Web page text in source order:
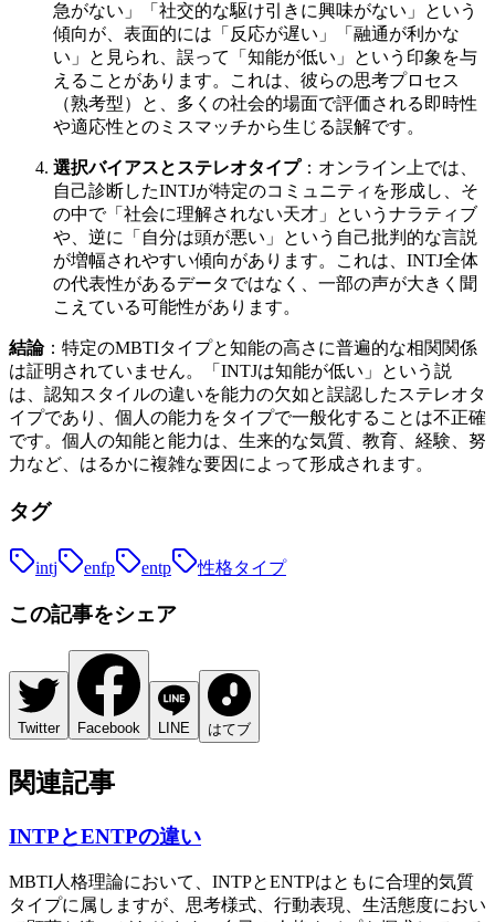
急がない」「社交的な駆け引きに興味がない」という
傾向が、表面的には「反応が遅い」「融通が利かな
い」と見られ、誤って「知能が低い」という印象を与
えることがあります。これは、彼らの思考プロセス
（熟考型）と、多くの社会的場面で評価される即時性
や適応性とのミスマッチから生じる誤解です。
選択バイアスとステレオタイプ：オンライン上では、
自己診断したINTJが特定のコミュニティを形成し、そ
の中で「社会に理解されない天才」というナラティブ
や、逆に「自分は頭が悪い」という自己批判的な言説
が増幅されやすい傾向があります。これは、INTJ全体
の代表性があるデータではなく、一部の声が大きく聞
こえている可能性があります。
結論：特定のMBTIタイプと知能の高さに普遍的な相関関係
は証明されていません。「INTJは知能が低い」という説
は、認知スタイルの違いを能力の欠如と誤認したステレオタ
イプであり、個人の能力をタイプで一般化することは不正確
です。個人の知能と能力は、生来的な気質、教育、経験、努
力など、はるかに複雑な要因によって形成されます。
タグ
intj enfp entp 性格タイプ
この記事をシェア
Twitter Facebook LINE はてブ
関連記事
INTPとENTPの違い
MBTI人格理論において、INTPとENTPはともに合理的気質
タイプに属しますが、思考様式、行動表現、生活態度におい